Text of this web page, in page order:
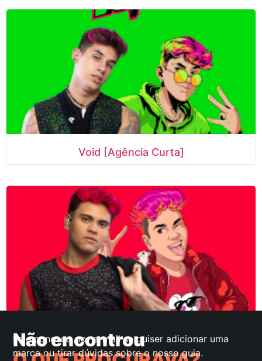
Void [Agência Curta]
Não encontrou
Fale conosco por e-mail se quiser adicionar uma
marca ou tirar dúvidas sobre o nosso guia.